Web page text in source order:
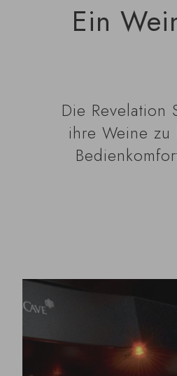
Ein
Die Revelation
ihre Weine